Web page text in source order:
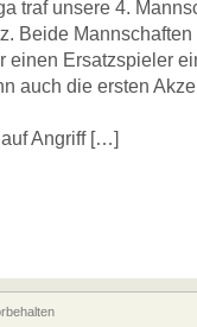
traf unsere 4.
Beide Mannschaften
einen Ersatzspieler
auch die ersten
Angriff […]